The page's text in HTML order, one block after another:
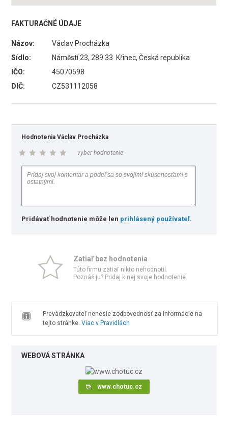
FAKTURAČNÉ ÚDAJE
Názov:
Václav Procházka
Sídlo:
Náměstí 23, 289 33 Křinec, Česká republika
IČO:
45070598
DIČ:
CZ531112058
Hodnotenia Václav Procházka
vyber hodnotenie
Pridávať hodnotenie môže len prihlásený používateľ.
Zatiaľ bez hodnotenia
Túto firmu zatiaľ nikto nehodnotil.
Poznáš ju? Pridaj k nej svoje hodnotenie.
Prevádzkovateľ nenesie zodpovednosť za informácie na
tejto stránke. Viac v Pravidlách
WEBOVÁ STRÁNKA
www.chotuc.cz